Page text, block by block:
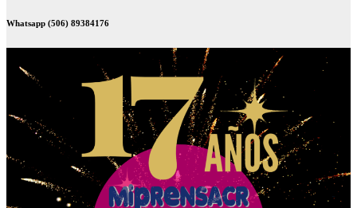
Whatsapp (506) 89384176